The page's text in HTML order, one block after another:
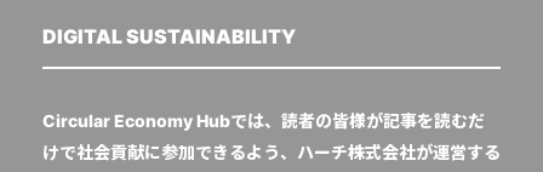
DIGITAL SUSTAINABILITY
Circular Economy Hubでは、読者の皆様が記事を読むだ
けで社会貢献に参加できるよう、ハーチ株式会社が運営する